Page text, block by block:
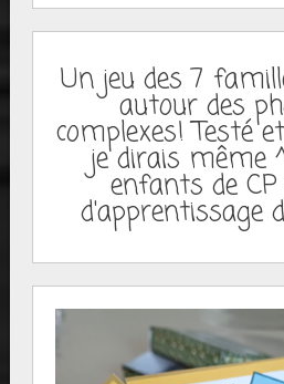
Un jeu des 7
autour des
complexes! Testé
je dirais même
enfants de
d'apprentissage